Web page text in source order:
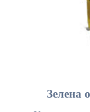
Зелена